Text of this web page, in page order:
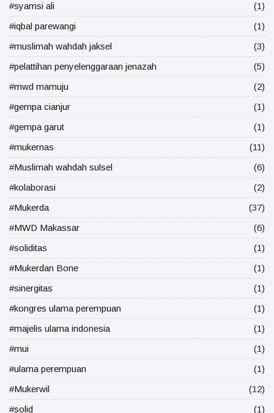
#syamsi ali
(1)
#iqbal parewangi
(1)
#muslimah wahdah jaksel
(3)
#pelattihan penyelenggaraan jenazah
(5)
#mwd mamuju
(2)
#gempa cianjur
(1)
#gempa garut
(1)
#mukernas
(11)
#Muslimah wahdah sulsel
(6)
#kolaborasi
(2)
#Mukerda
(37)
#MWD Makassar
(6)
#soliditas
(1)
#Mukerdan Bone
(1)
#sinergitas
(1)
#kongres ulama perempuan
(1)
#majelis ulama indonesia
(1)
#mui
(1)
#ulama perempuan
(1)
#Mukerwil
(12)
#solid
(1)